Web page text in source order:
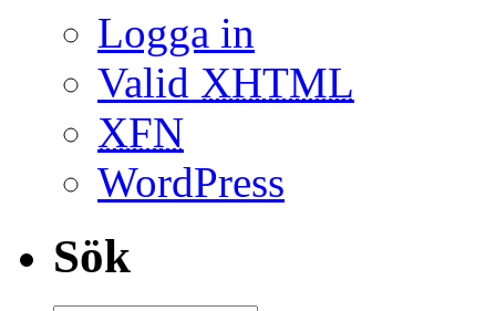
Logga in
Valid XHTML
XFN
WordPress
Sök